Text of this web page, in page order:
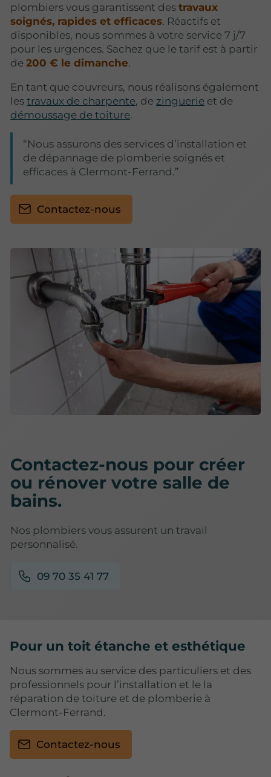
plombiers vous garantissent destravaux
soignés, rapides et efficaces. Réactifs et
disponibles, nous sommes à votre service 7 j/7
pour les urgences. Sachez que le tarif est à partir
de200 € le dimanche.
En tant que couvreurs, nous réalisons également
lestravaux de charpente, de zinguerie et de
démoussage de toiture.
Nous assurons des services d’installation et
de dépannage de plomberie soignés et
efficaces à Clermont-Ferrand.
Contactez-nous
Contactez-nous pour créer
ou rénover votre salle de
bains.
Nos plombiers vous assurent un travail
personnalisé.
09 70 35 41 77
Pour un toit étanche et esthétique
Nous sommes au service des particuliers et des
professionnels pour l’installation et le la
réparation de toiture et de plomberie à
Clermont-Ferrand.
Contactez-nous